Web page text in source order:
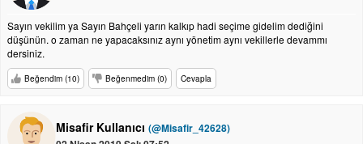
Sayın vekilim ya Sayın Bahçeli yarın kalkıp hadi seçime gidelim dediğini
düşünün. o zaman ne yapacaksınız aynı yönetim aynı vekillerle devammı
dersiniz.
Beğendim (10) Beğenmedim (0) Cevapla
Misafir Kullanıcı (@Misafir_42628)